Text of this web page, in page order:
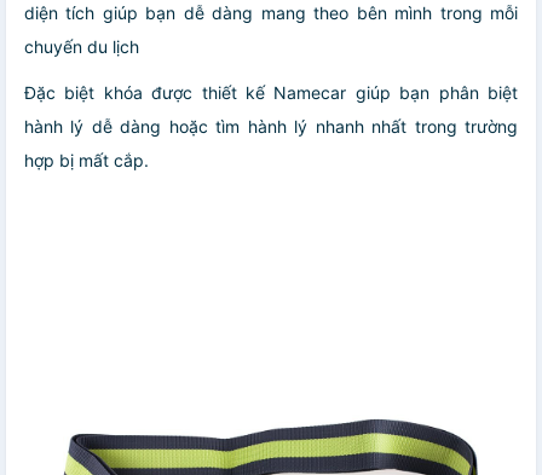
diện tích giúp bạn dễ dàng mang theo bên mình trong mỗi
chuyến du lịch
Đặc biệt khóa được thiết kế Namecar giúp bạn phân biệt
hành lý dễ dàng hoặc tìm hành lý nhanh nhất trong trường
hợp bị mất cắp.